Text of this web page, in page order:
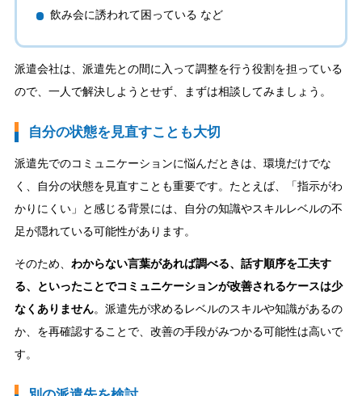
飲み会に誘われて困っている など
派遣会社は、派遣先との間に入って調整を行う役割を担っている
ので、一人で解決しようとせず、まずは相談してみましょう。
自分の状態を見直すことも大切
派遣先でのコミュニケーションに悩んだときは、環境だけでな
く、自分の状態を見直すことも重要です。たとえば、「指示がわ
かりにくい」と感じる背景には、自分の知識やスキルレベルの不
足が隠れている可能性があります。
そのため、 わからない言葉があれば調べる、話す順序を工夫す
る、といったことでコミュニケーションが改善されるケースは少
なくありません。派遣先が求めるレベルのスキルや知識があるの
か、を再確認することで、改善の手段がみつかる可能性は高いで
す。